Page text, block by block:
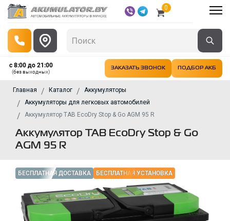
0
с 8:00 до 21:00
(без выходных)
ЗАКАЗАТЬ ЗВОНОК ПОДБОР АКБ
Главная Каталог
Аккумуляторы
Аккумуляторы для легковых автомобилей
Аккумулятор TAB EcoDry Stop & Go AGM 95 R
Аккумулятор TAB EcoDry Stop & Go
AGM 95 R
БЕСПЛАТНАЯ ДОСТАВКА БЕСПЛАТНАЯ УСТАНОВКА